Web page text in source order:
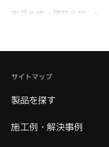
家具金物・建築金物
>
サイトマップ
製品を探す
施工例・解決事例